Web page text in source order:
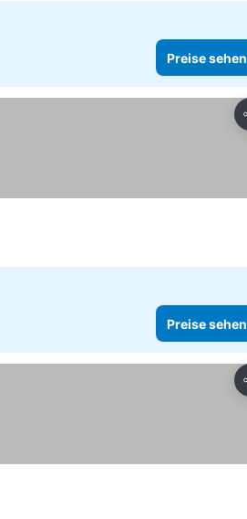
Preise sehen
Preise sehen